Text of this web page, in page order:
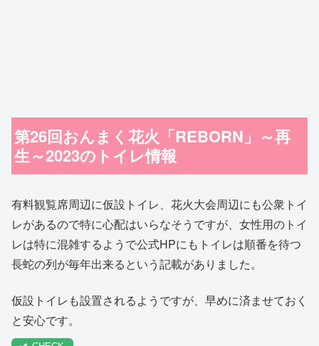
第26回おんまく花火「REBORN」～再
生～2023のトイレ情報
有料観覧席周辺に仮設トイレ、花火大会周辺にも公衆トイ
レがあるので特に心配はいらなそうですが、女性用のトイ
レは特に混雑するようで公式HPにもトイレは順番を待つ
長蛇の列が毎年出来るという記載がありました。
仮設トイレも設置されるようですが、早めに済ませておく
と安心です。